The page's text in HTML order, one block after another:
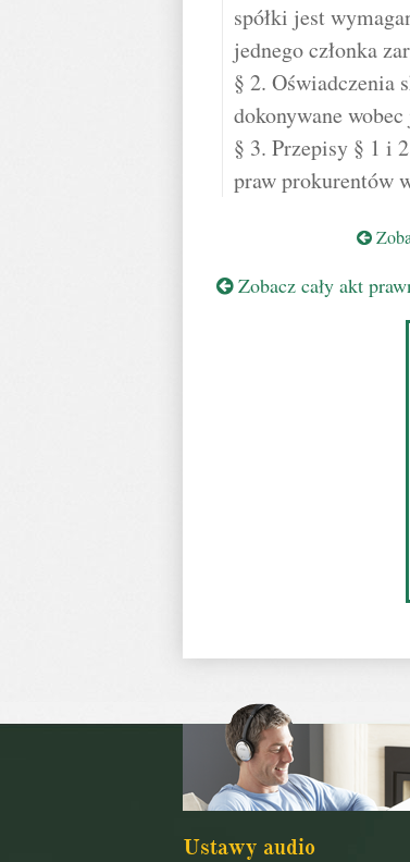
spółki jest
jednego członka
§ 2. Oświadczenia
dokonywane
§ 3. Przepisy § 1 i
praw prokurentów
Zobacz cały akt
Ustawy audio